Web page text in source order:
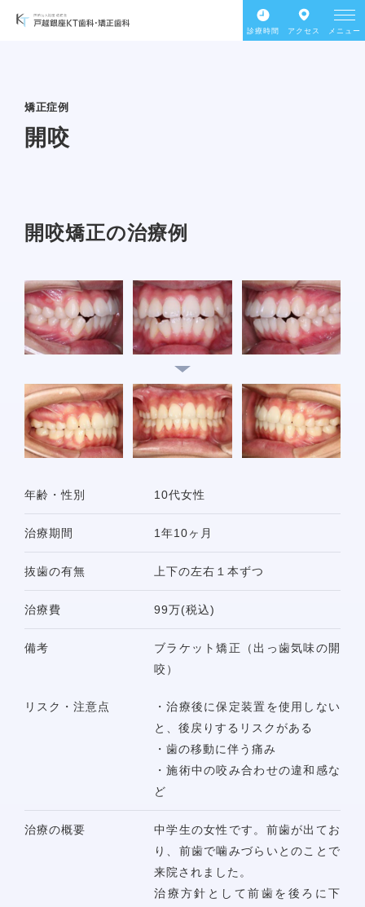
診療時間 アクセス メニュー
矯正症例
開咬
開咬矯正の治療例
年齢・性別 10代女性
治療期間 1年10ヶ月
抜歯の有無 上下の左右１本ずつ
治療費 99万(税込)
備考
ブラケット矯正（出っ歯気味の開
咬）
リスク・注意点
・治療後に保定装置を使用しない
と、後戻りするリスクがある
・歯の移動に伴う痛み
・施術中の咬み合わせの違和感な
ど
治療の概要
中学生の女性です。前歯が出てお
り、前歯で噛みづらいとのことで
来院されました。
治療方針として前歯を後ろに下